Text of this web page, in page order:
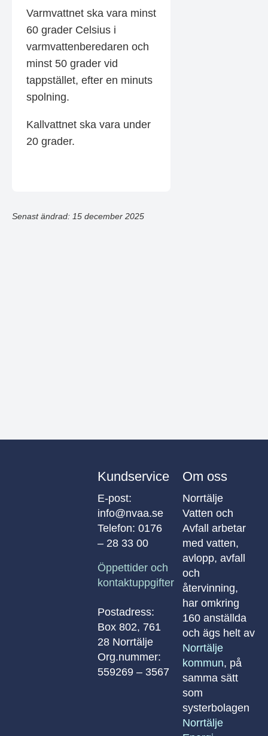
Varmvattnet ska vara minst
60 grader Celsius i
varmvattenberedaren och
minst 50 grader vid
tappstället, efter en minuts
spolning.
Kallvattnet ska vara under
20 grader.
Senast ändrad: 15 december 2025
Kundservice
E-post:
info@nvaa.se
Telefon: 0176
– 28 33 00
Öppettider och
kontaktuppgifter
Postadress:
Box 802, 761
28 Norrtälje
Org.nummer:
559269 – 3567
Om oss
Norrtälje
Vatten och
Avfall arbetar
med vatten,
avlopp, avfall
och
återvinning,
har omkring
160 anställda
och ägs helt av
Norrtälje
kommun, på
samma sätt
som
systerbolagen
Norrtälje